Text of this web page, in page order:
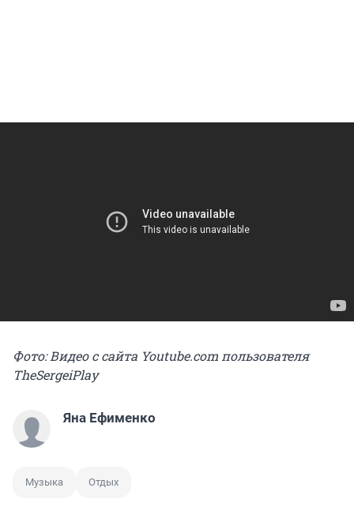
Фото: Видео с сайта Youtube.com пользователя
TheSergeiPlay
Яна Ефименко
Музыка Отдых